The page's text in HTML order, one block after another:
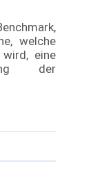
welche
eine
der